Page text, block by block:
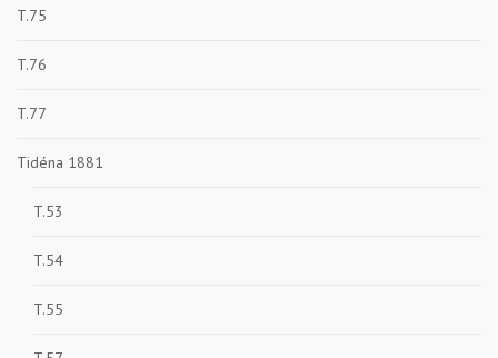
T.75
T.76
T.77
Tidéna 1881
T.53
T.54
T.55